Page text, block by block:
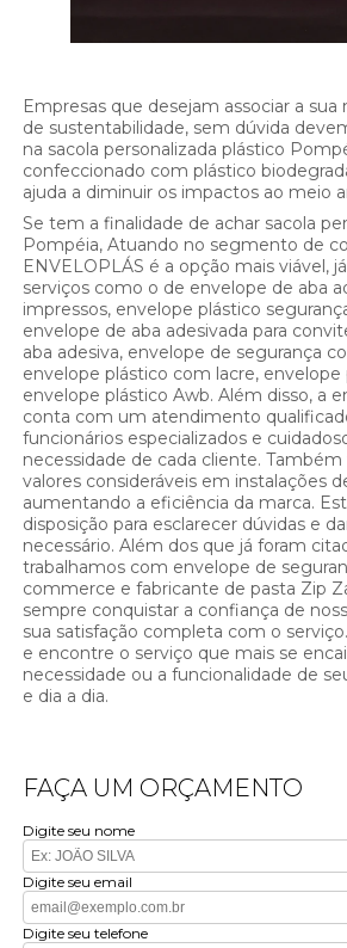
Empresas que desejam associar a
de sustentabilidade, sem dúvida
na sacola personalizada plástico
confeccionado com plástico
ajuda a diminuir os impactos ao meio
Se tem a finalidade de achar sacola
Pompéia, Atuando no segmento de
ENVELOPLÁS é a opção mais viável,
serviços como o de envelope de aba
impressos, envelope plástico
envelope de aba adesivada para
aba adesiva, envelope de segurança
envelope plástico com lacre, envelope
envelope plástico Awb. Além disso, a
conta com um atendimento
funcionários especializados e
necessidade de cada cliente.
valores consideráveis em instalações
aumentando a eficiência da marca.
disposição para esclarecer dúvidas e
necessário. Além dos que já foram
trabalhamos com envelope de
commerce e fabricante de pasta Zip
sempre conquistar a confiança de
sua satisfação completa com o
e encontre o serviço que mais se
necessidade ou a funcionalidade de
e dia a dia.
FAÇA UM ORÇAMENTO
Digite seu nome
Digite seu email
Digite seu telefone